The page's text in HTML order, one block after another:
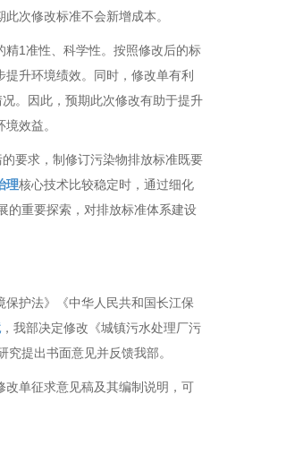
次修改标准不会新增成本。
精1准性、科学性。按照修改后的标
升环境绩效。同时，修改单有利
。因此，预期此次修改有助于提升
效益。
要求，制修订污染物排放标准既要
理核心技术比较稳定时，通过细化
的重要探索，对排放标准体系建设
护法》《中华人民共和国长江保
，我部决定修改《城镇污水处理厂污
提出书面意见并反馈我部。
单征求意见稿及其编制说明，可